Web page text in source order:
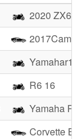
2020 ZX6R
Yamahar1
R6 16
Yamaha R6
Corvette